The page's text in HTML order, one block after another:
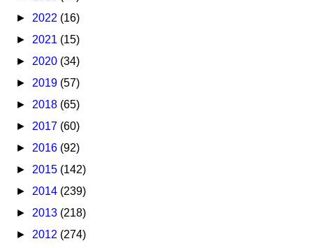
► 2022 (16)
► 2021 (15)
► 2020 (34)
► 2019 (57)
► 2018 (65)
► 2017 (60)
► 2016 (92)
► 2015 (142)
► 2014 (239)
► 2013 (218)
► 2012 (274)